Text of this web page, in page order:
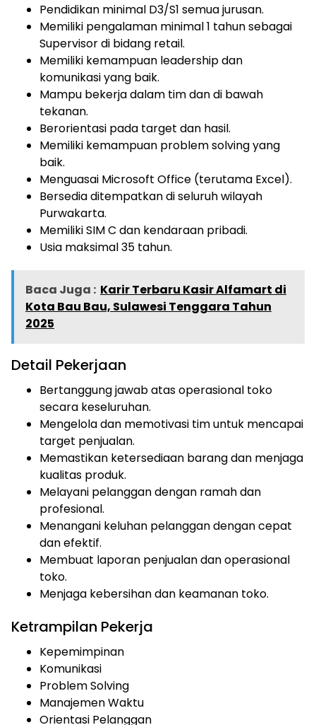
Pendidikan minimal D3/S1 semua jurusan.
Memiliki pengalaman minimal 1 tahun sebagai
Supervisor di bidang retail.
Memiliki kemampuan leadership dan
komunikasi yang baik.
Mampu bekerja dalam tim dan di bawah
tekanan.
Berorientasi pada target dan hasil.
Memiliki kemampuan problem solving yang
baik.
Menguasai Microsoft Office (terutama Excel).
Bersedia ditempatkan di seluruh wilayah
Purwakarta.
Memiliki SIM C dan kendaraan pribadi.
Usia maksimal 35 tahun.
Baca Juga : Karir Terbaru Kasir Alfamart di
Kota Bau Bau, Sulawesi Tenggara Tahun
2025
Detail Pekerjaan
Bertanggung jawab atas operasional toko
secara keseluruhan.
Mengelola dan memotivasi tim untuk mencapai
target penjualan.
Memastikan ketersediaan barang dan menjaga
kualitas produk.
Melayani pelanggan dengan ramah dan
profesional.
Menangani keluhan pelanggan dengan cepat
dan efektif.
Membuat laporan penjualan dan operasional
toko.
Menjaga kebersihan dan keamanan toko.
Ketrampilan Pekerja
Kepemimpinan
Komunikasi
Problem Solving
Manajemen Waktu
Orientasi Pelanggan